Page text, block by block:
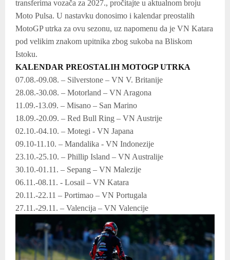
transferima vozača za 2027., pročitajte u aktualnom broju
Moto Pulsa. U nastavku donosimo i kalendar preostalih
MotoGP utrka za ovu sezonu, uz napomenu da je VN Katara
pod velikim znakom upitnika zbog sukoba na Bliskom
Istoku.
KALENDAR PREOSTALIH MOTOGP UTRKA
07.08.-09.08. – Silverstone – VN V. Britanije
28.08.-30.08. – Motorland – VN Aragona
11.09.-13.09. – Misano – San Marino
18.09.-20.09. – Red Bull Ring – VN Austrije
02.10.-04.10. – Motegi - VN Japana
09.10-11.10. – Mandalika - VN Indonezije
23.10.-25.10. – Phillip Island – VN Australije
30.10.-01.11. – Sepang – VN Malezije
06.11.-08.11. - Losail – VN Katara
20.11.-22.11 – Portimao – VN Portugala
27.11.-29.11. – Valencija – VN Valencije